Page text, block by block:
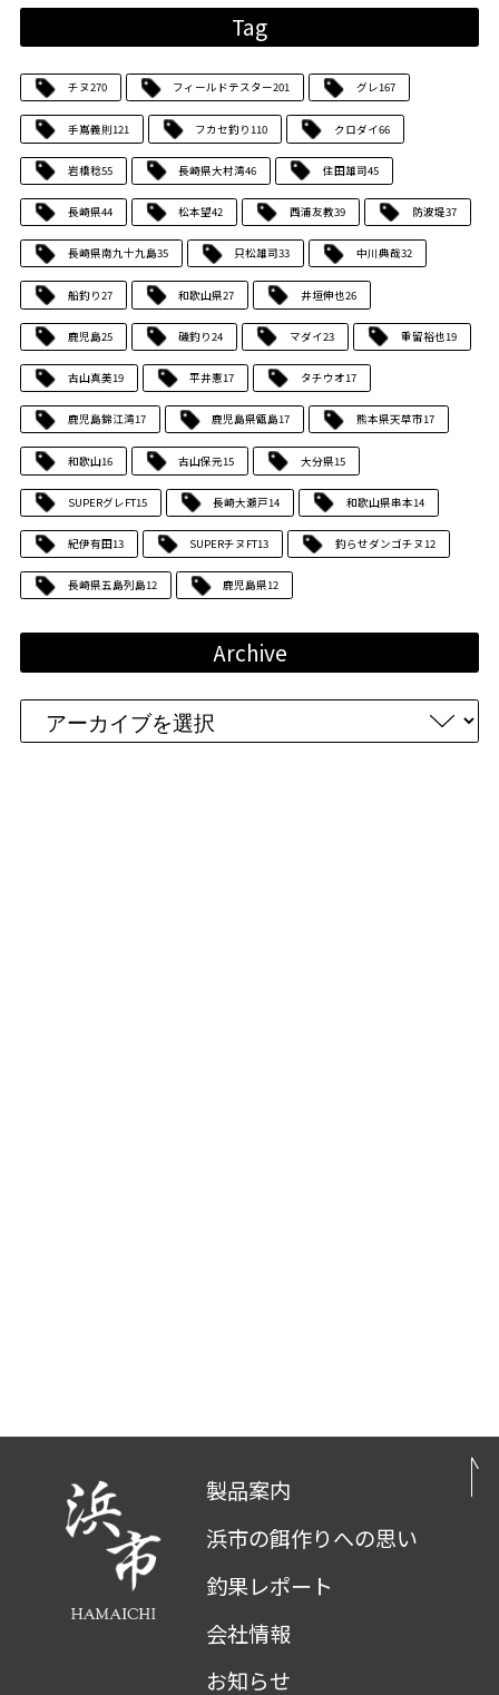
Tag
チヌ270 フィールドテスター201 グレ167
手嶌義則121 フカセ釣り 110 クロダイ66
岩橋稔55 長崎県大村湾46 住田雄司45
長崎県44 松本望42 西浦友教39 防波堤37
長崎県南九十九島35 只松雄司33 中川典哉32
船釣り27 和歌山県27 井垣伸也26
鹿児島25 磯釣り24 マダイ23 重留裕也19
古山真美19 平井憲17 タチウオ17
鹿児島錦江湾17 鹿児島県甑島17 熊本県天草市17
和歌山16 古山保元15 大分県15
SUPERグレFT15 長崎大瀬戸14 和歌山県串本14
紀伊有田13 SUPERチヌFT13 釣らせダンゴチヌ12
長崎県五島列島12 鹿児島県12
Archive
製品案内
浜市の餌作りへの思い
釣果レポート
会社情報
お知らせ